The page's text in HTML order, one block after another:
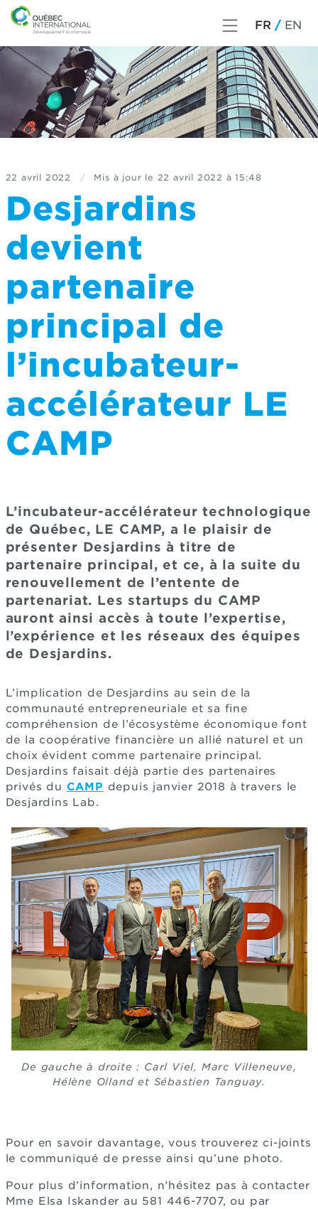
FR EN
22 avril 2022 / Mis à jour le 22 avril 2022 à 15:48
Desjardins
devient
partenaire
principal de
l’incubateur-
accélérateur LE
CAMP
L’incubateur-accélérateur technologique
de Québec, LE CAMP, a le plaisir de
présenter Desjardins à titre de
partenaire principal, et ce, à la suite du
renouvellement de l’entente de
partenariat. Les startups du CAMP
auront ainsi accès à toute l’expertise,
l’expérience et les réseaux des équipes
de Desjardins.
L’implication de Desjardins au sein de la
communauté entrepreneuriale et sa fine
compréhension de l’écosystème économique font
de la coopérative financière un allié naturel et un
choix évident comme partenaire principal.
Desjardins faisait déjà partie des partenaires
privés du CAMP depuis janvier 2018 à travers le
Desjardins Lab.
De gauche à droite : Carl Viel, Marc Villeneuve,
Hélène Olland et Sébastien Tanguay.
Pour en savoir davantage, vous trouverez ci-joints
le communiqué de presse ainsi qu’une photo.
Pour plus d’information, n’hésitez pas à contacter
Mme Elsa Iskander au 581 446-7707, ou par